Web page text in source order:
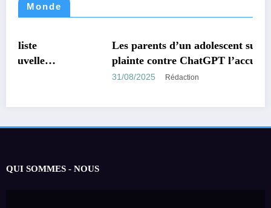
Monde
TECHNOLOGIE
Les parents d’un adolescent suicidé portent
plainte contre ChatGPT l’accusant d’avoir
encouragé son suicide.
Rédaction
QUI SOMMES - NOUS